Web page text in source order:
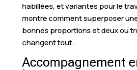
habillées, et variantes pour le
montre comment superposer
bonnes proportions et deux ou
changent tout.
Accompagnement